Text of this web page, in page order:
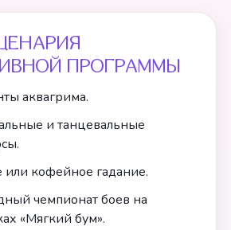
ПРОГРАММЫ
аквагрима.
и танцевальные
или кофейное гадание.
чемпионат боев на
«Мягкий бум».